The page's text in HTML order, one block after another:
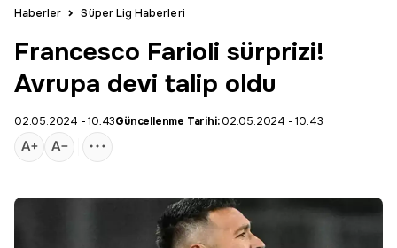
Haberler Süper Lig Haberleri
Francesco Farioli sürprizi!
Avrupa devi talip oldu
02.05.2024 - 10:43Güncellenme Tarihi:02.05.2024 - 10:43